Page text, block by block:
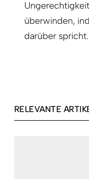
überwinden,
darüber
RELEVANTE